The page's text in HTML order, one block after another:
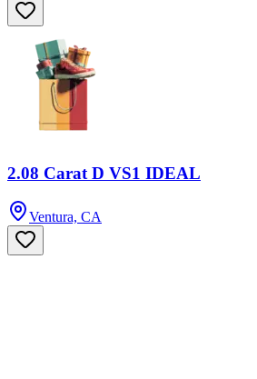
2.08 Carat D VS1 IDEAL
Ventura, CA